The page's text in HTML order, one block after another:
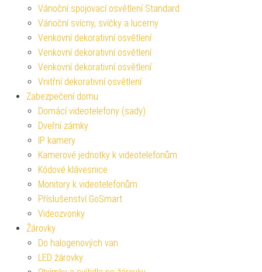
Vánoční spojovací osvětlení Standard
Vánoční svícny, svíčky a lucerny
Venkovní dekorativní osvětlení
Venkovní dekorativní osvětlení
Venkovní dekorativní osvětlení
Vnitřní dekorativní osvětlení
Zabezpečení domu
Domácí videotelefony (sady)
Dveřní zámky
IP kamery
Kamerové jednotky k videotelefonům
Kódové klávesnice
Monitory k videotelefonům
Příslušenství GoSmart
Videozvonky
Žárovky
Do halogenových van
LED žárovky